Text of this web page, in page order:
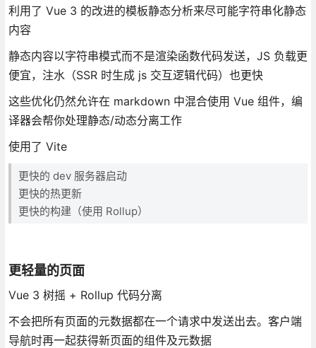
利用了 Vue 3 的改进的模板静态分析来尽可能字符串化静态
内容
静态内容以字符串模式而不是渲染函数代码发送，JS 负载更
便宜，注水（SSR 时生成 js 交互逻辑代码）也更快
这些优化仍然允许在 markdown 中混合使用 Vue 组件，编
译器会帮你处理静态/动态分离工作
使用了 Vite
更快的 dev 服务器启动
更快的热更新
更快的构建（使用 Rollup）
更轻量的页面
Vue 3 树摇 + Rollup 代码分离
不会把所有页面的元数据都在一个请求中发送出去。客户端
导航时再一起获得新页面的组件及元数据